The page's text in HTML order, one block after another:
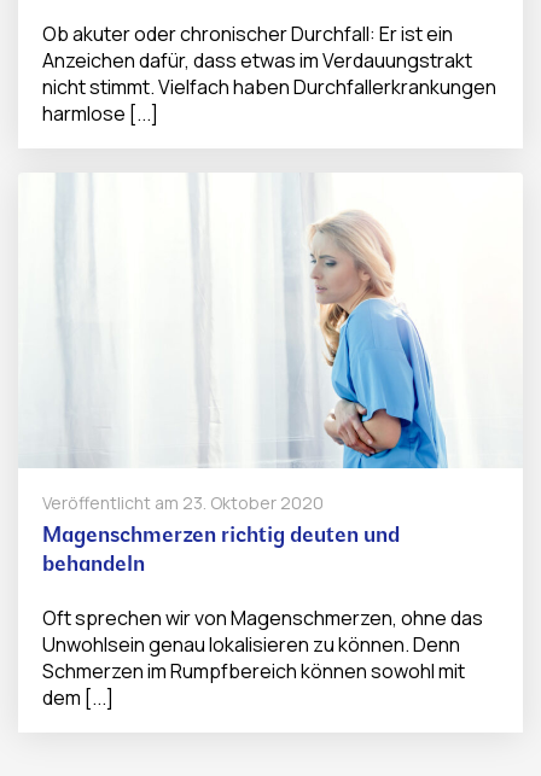
Ob akuter oder chronischer Durchfall: Er ist ein
Anzeichen dafür, dass etwas im Verdauungstrakt
nicht stimmt. Vielfach haben Durchfallerkrankungen
harmlose [...]
Veröffentlicht am 23. Oktober 2020
Magenschmerzen richtig deuten und
behandeln
Oft sprechen wir von Magenschmerzen, ohne das
Unwohlsein genau lokalisieren zu können. Denn
Schmerzen im Rumpfbereich können sowohl mit
dem [...]